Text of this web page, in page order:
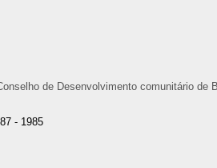
de Desenvolvimento comunitário
- 1985